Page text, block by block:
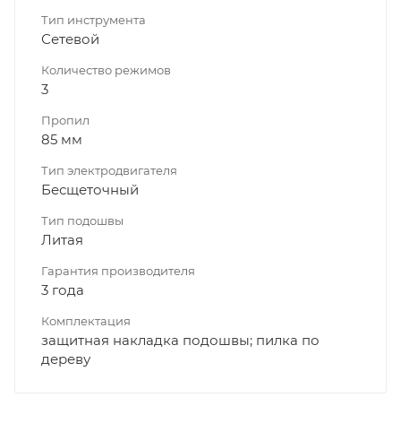
Тип инструмента
Сетевой
Количество режимов
3
Пропил
85 мм
Тип электродвигателя
Бесщеточный
Тип подошвы
Литая
Гарантия производителя
3 года
Комплектация
защитная накладка подошвы; пилка по
дереву